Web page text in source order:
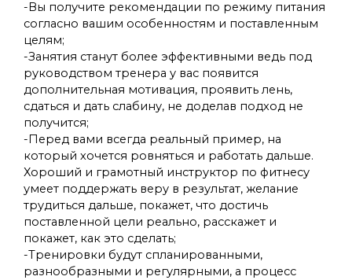
-Вы получите рекомендации по режиму питания
согласно вашим особенностям и поставленным
целям;
-Занятия станут более эффективными ведь под
руководством тренера у вас появится
дополнительная мотивация, проявить лень,
сдаться и дать слабину, не доделав подход не
получится;
-Перед вами всегда реальный пример, на
который хочется ровняться и работать дальше.
Хороший и грамотный инструктор по фитнесу
умеет поддержать веру в результат, желание
трудиться дальше, покажет, что достичь
поставленной цели реально, расскажет и
покажет, как это сделать;
-Тренировки будут спланированными,
разнообразными и регулярными, а процесс